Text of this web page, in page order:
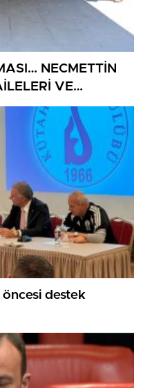
NECMETTİN
VE
öncesi destek